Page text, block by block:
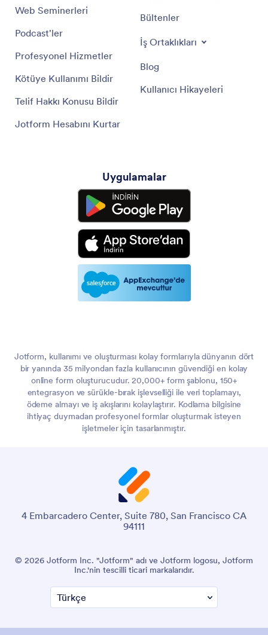
Web Seminerleri
Podcast'ler
Profesyonel Hizmetler
Kötüye Kullanımı Bildir
Telif Hakkı Konusu Bildir
Jotform Hesabını Kurtar
Bültenler
İş Ortaklıkları
Blog
Kullanıcı Hikayeleri
Uygulamalar
Jotform, kullanımı ve oluşturması kolay formlarıyla dünyanın dört
bir yanında 35 milyondan fazla kullanıcının güvendiği en kolay
online form oluşturucudur. 20,000+ form şablonu, 150+
entegrasyon ve sürükle-bırak işlevselliği ile veri toplamayı,
ödeme almayı ve iş akışlarını kolaylaştırır. Kodlama bilgisine
ihtiyaç duymadan profesyonel formlar oluşturmak isteyen
işletmeler için tasarlanmıştır.
4 Embarcadero Center, Suite 780, San Francisco CA
94111
© 2026 Jotform Inc. "Jotform" adı ve Jotform logosu, Jotform
Inc.'nin tescilli ticari markalarıdır.